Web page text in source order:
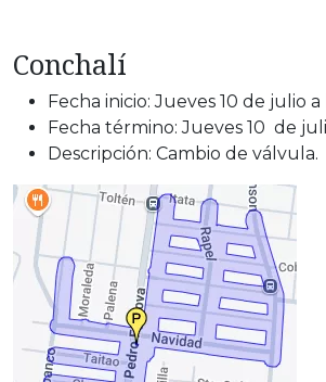
Conchalí
Fecha inicio: Jueves 10 de julio a
Fecha término: Jueves 10 de
Descripción: Cambio de válvula.